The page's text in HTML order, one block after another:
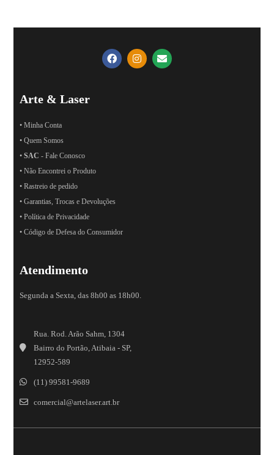
Arte & Laser
• Minha Conta
• Quem Somos
•SAC - Fale Conosco
• Não Encontrei o Produto
• Rastreio de pedido
• Garantias, Trocas e Devoluções
• Política de Privacidade
• Código de Defesa do Consumidor
Atendimento
Segunda a Sexta, das 8h00 as 18h00.
Rua. Rod. Arão Sahm, 1304
Bairro do Portão, Atibaia - SP,
12952-589
(11) 99581-9689
comercial@artelaser.art.br